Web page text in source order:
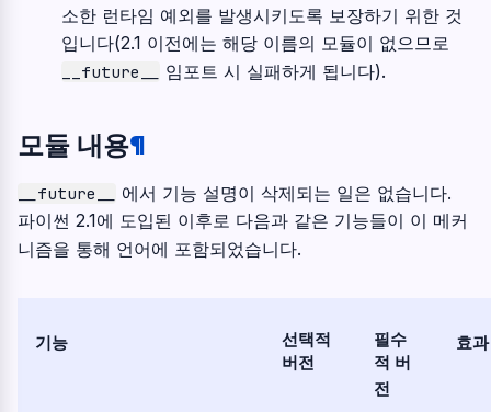
소한 런타임 예외를 발생시키도록 보장하기 위한 것
입니다(2.1 이전에는 해당 이름의 모듈이 없으므로
__future__ 임포트 시 실패하게 됩니다).
모듈 내용¶
__future__
에서 기능 설명이 삭제되는 일은 없습니다.
파이썬 2.1에 도입된 이후로 다음과 같은 기능들이 이 메커
니즘을 통해 언어에 포함되었습니다.
기능
선택적
버전
필수
적 버
전
효과